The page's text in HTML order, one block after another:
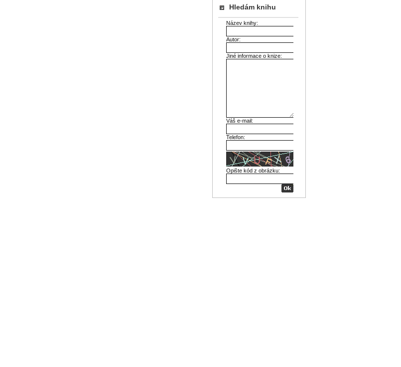
Hledám knihu
Název knihy:
Autor:
Jiné informace o knize:
Váš e-mail:
Telefon:
Opište kód z obrázku: